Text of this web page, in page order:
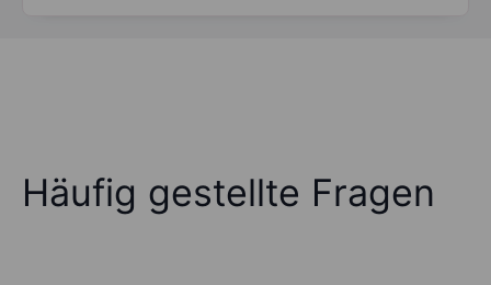
Häufig gestellte Fragen